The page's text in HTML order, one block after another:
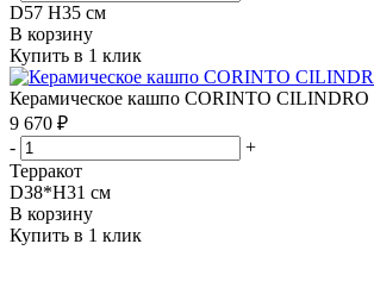
D57 H35 см
В корзину
Купить в 1 клик
Керамическое кашпо CORINTO CILINDRO
9 670 ₽
-
+
Терракот
D38*H31 см
В корзину
Купить в 1 клик